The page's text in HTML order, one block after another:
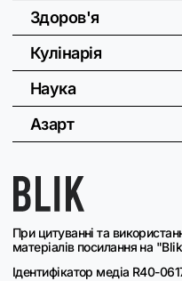
При цитуванні та
матеріалів посилання на
Ідентифікатор медіа R40-
Здоров'я
Кулінарія
Наука
Азарт